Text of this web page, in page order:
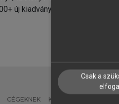
új kiadvány.
CÉGEKNEK KÖNYVTÁROSOKNAK
Csak a